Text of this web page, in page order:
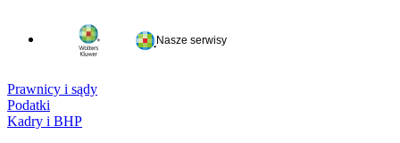
Nasze serwisy
Prawnicy i sądy
Podatki
Kadry i BHP